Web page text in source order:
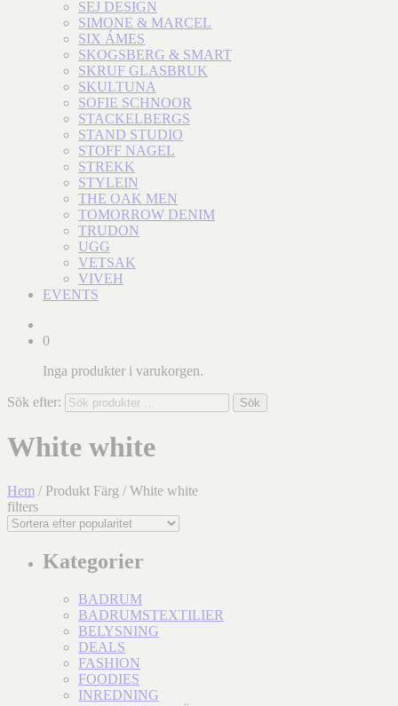
SEJ DESIGN
SIMONE & MARCEL
SIX ÁMES
SKOGSBERG & SMART
SKRUF GLASBRUK
SKULTUNA
SOFIE SCHNOOR
STACKELBERGS
STAND STUDIO
STOFF NAGEL
STREKK
STYLEIN
THE OAK MEN
TOMORROW DENIM
TRUDON
UGG
VETSAK
VIVEH
EVENTS
0
Inga produkter i varukorgen.
Sök efter: Sök
White white
Hem / Produkt Färg / White white
filters
Kategorier
BADRUM
BADRUMSTEXTILIER
BELYSNING
DEALS
FASHION
FOODIES
INREDNING